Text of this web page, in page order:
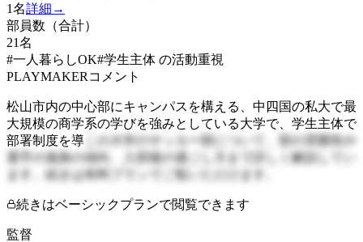
1名詳細→
部員数（合計）
21名
#一人暮らしOK#学生主体 の活動重視
PLAYMAKERコメント
松山市内の中心部にキャンパスを構える、中四国の私大で最
大規模の商学系の学びを強みとしている大学で、学生主体で
部署制度を導 この大学のサッカー部について、部の雰囲気や
選手の進路の傾向、入部後の過ごし方まで詳しく解説してい
ます。続きは有料プランでご覧いただけます。
続きはベーシックプランで閲覧できます
監督